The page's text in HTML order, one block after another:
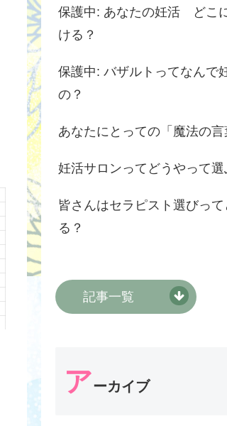
保護中: あなたの妊活 どこ
ける？
保護中: バザルトってなんで
の？
あなたにとっての「魔法の言
妊活サロンってどうやって選
皆さんはセラピスト選びって
る？
記事一覧
アーカイブ